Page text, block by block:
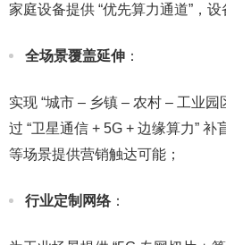
家庭设备提供 “优先算力通道”，
全场景覆盖延伸 ：​
实现 “城市 – 乡镇 – 农村 – 工业园
过 “卫星通信 + 5G + 边缘算力”
等场景提供营销触达可能；​
行业定制网络：​